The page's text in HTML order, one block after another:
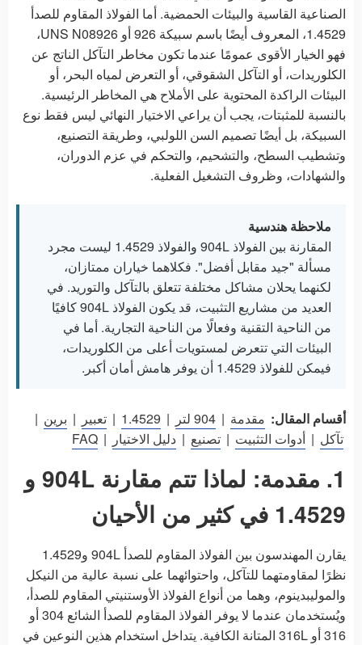
الصناعية القاسية والبيئات الحمضية. أما الفولاذ المقاوم للصدأ
1.4529، المعروف أيضًا باسم سبيكة 926 أو UNS N08926،
فهو الخيار الأقوى عمومًا عندما تكون مخاطر التآكل الناتج عن
الكلوريدات، أو التآكل الشقوقي، أو التعرض لمياه البحر، أو
البيئات الراكدة المحتوية على الأملاح هي المخاطر الرئيسية.
بالنسبة للمثبتات، يجب أن يراعي الاختيار النهائي ليس فقط نوع
السبيكة، بل أيضًا تصميم السن اللولبي، وطريقة التصنيع،
وتشطيب السطح، والتشحيم، والتحكم في عزم الدوران،
والشهادات، وظروف التشغيل الفعلية.
ملاحظة هندسية
المقارنة بين الفولاذ 904L والفولاذ 1.4529 ليست مجرد
مسألة "جيد مقابل أفضل". فكلاهما خياران ممتازان،
لكنهما يحلان مشاكل مختلفة تتعلق بالتآكل والتوريد. في
العديد من مشاريع التثبيت، قد يكون الفولاذ 904L كافيًا
من الناحية التقنية وفعالًا من الناحية التجارية. أما في
البيئات التي تتعرض لمستويات أعلى من الكلوريدات،
فيمكن للفولاذ 1.4529 أن يوفر هامش أمان أكبر.
أقسام المقال: مقدمة | 904 لتر |
1.4529
| تعبير | برين |
تآكل | أدوات التثبيت | تصنيع | دليل الاختيار |
FAQ
1. مقدمة: لماذا تتم مقارنة 904L و
1.4529 في كثير من الأحيان
يقارن المهندسون بين الفولاذ المقاوم للصدأ 904L و1.4529
نظرًا لمقاومتهما للتآكل، واحتوائهما على نسبة عالية من النيكل
والموليبدينوم، وهما من أنواع الفولاذ الأوستنيتي المقاوم للصدأ،
ويُستخدمان عندما لا يوفر الفولاذ المقاوم للصدأ الشائع 304 أو
316 أو 316L المتانة الكافية. يتداخل استخدام هذين النوعين في